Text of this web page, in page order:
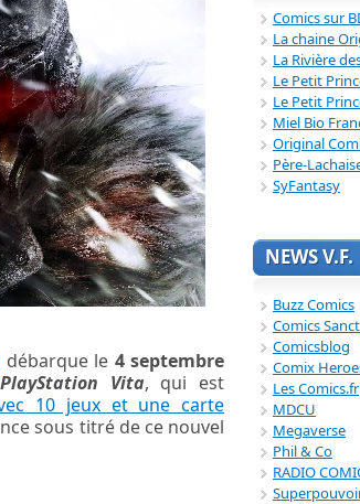
débarque le 4 septembre
PlayStation Vita, qui est
10 jeux et une carte
sous titré de ce nouvel
Comics sur
La chaine
La Rivière
Le Petit
Le Petit
Miel Bio
Original
Père-
SyFantasy
NEWS V.F.
Buzz Comics
Comics
Comicsblog
Comix
Les Comics.fr
MDCU
Megaverse
Phil & Co
RADIO